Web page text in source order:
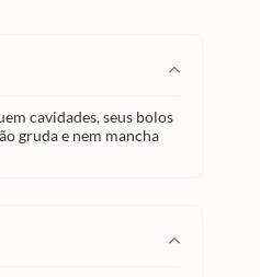
cavidades, seus bolos
gruda e nem mancha